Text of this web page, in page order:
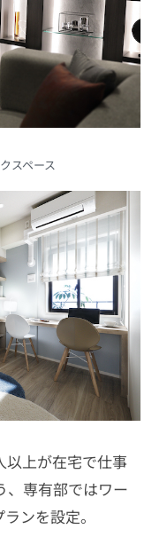
スペース
以上が在宅で仕事
、専有部ではワー
ンを設定。